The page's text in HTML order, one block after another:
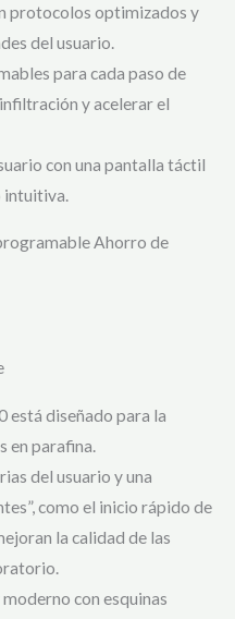
protocolos optimizados y
del usuario.
para cada paso de
y acelerar el
con una pantalla táctil
intuitiva.
Ahorro de
está diseñado para la
en parafina.
del usuario y una
como el inicio rápido de
la calidad de las
con esquinas